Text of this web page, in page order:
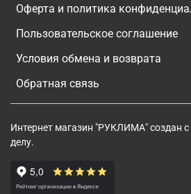
Оферта и политика
Пользовательское соглашение
Условия обмена и возврата
Обратная связь
Интернет магазин "РУКЛИМА" создан
делу.